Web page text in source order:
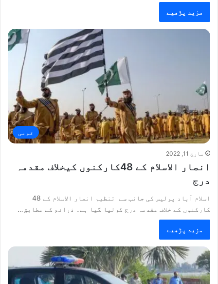
مزید پڑھیے
قومی
مارچ 11, 2022
انصار الاسلام کے 48کارکنوں کیخلاف مقدمہ
درج
اسلام آباد پولیس کی جانب سے تنظیم انصار الاسلام کے 48
کارکنوں کے خلاف مقدمہ درج کرلیا گیا ہے۔ ذرائع کے مطابق…
مزید پڑھیے